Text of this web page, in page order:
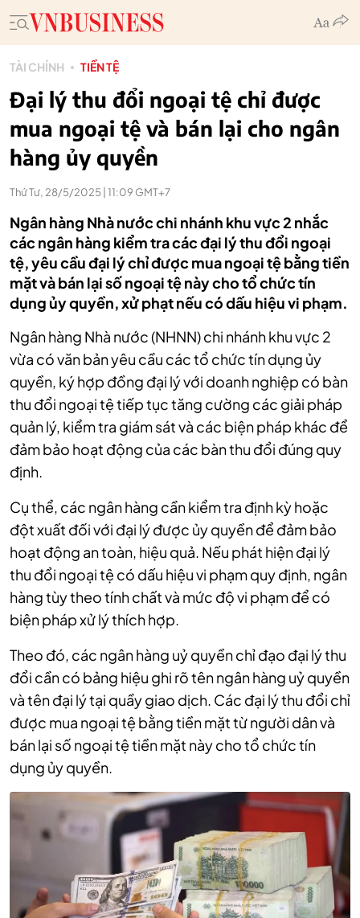
TÀI CHÍNH TIỀN TỆ
Đại lý thu đổi ngoại tệ chỉ được
mua ngoại tệ và bán lại cho ngân
hàng ủy quyền
Thứ Tư, 28/5/2025 | 11:09 GMT+7
Ngân hàng Nhà nước chi nhánh khu vực 2 nhắc
các ngân hàng kiểm tra các đại lý thu đổi ngoại
tệ, yêu cầu đại lý chỉ được mua ngoại tệ bằng tiền
mặt và bán lại số ngoại tệ này cho tổ chức tín
dụng ủy quyền, xử phạt nếu có dấu hiệu vi phạm.
Ngân hàng Nhà nước (NHNN) chi nhánh khu vực 2
vừa có văn bản yêu cầu các tổ chức tín dụng ủy
quyền, ký hợp đồng đại lý với doanh nghiệp có bàn
thu đổi ngoại tệ tiếp tục tăng cường các giải pháp
quản lý, kiểm tra giám sát và các biện pháp khác để
đảm bảo hoạt động của các bàn thu đổi đúng quy
định.
Cụ thể, các ngân hàng cần kiểm tra định kỳ hoặc
đột xuất đối với đại lý được ủy quyền để đảm bảo
hoạt động an toàn, hiệu quả. Nếu phát hiện đại lý
thu đổi ngoại tệ có dấu hiệu vi phạm quy định, ngân
hàng tùy theo tính chất và mức độ vi phạm để có
biện pháp xử lý thích hợp.
Theo đó, các ngân hàng uỷ quyền chỉ đạo đại lý thu
đổi cần có bảng hiệu ghi rõ tên ngân hàng uỷ quyền
và tên đại lý tại quầy giao dịch. Các đại lý thu đổi chỉ
được mua ngoại tệ bằng tiền mặt từ người dân và
bán lại số ngoại tệ tiền mặt này cho tổ chức tín
dụng ủy quyền.